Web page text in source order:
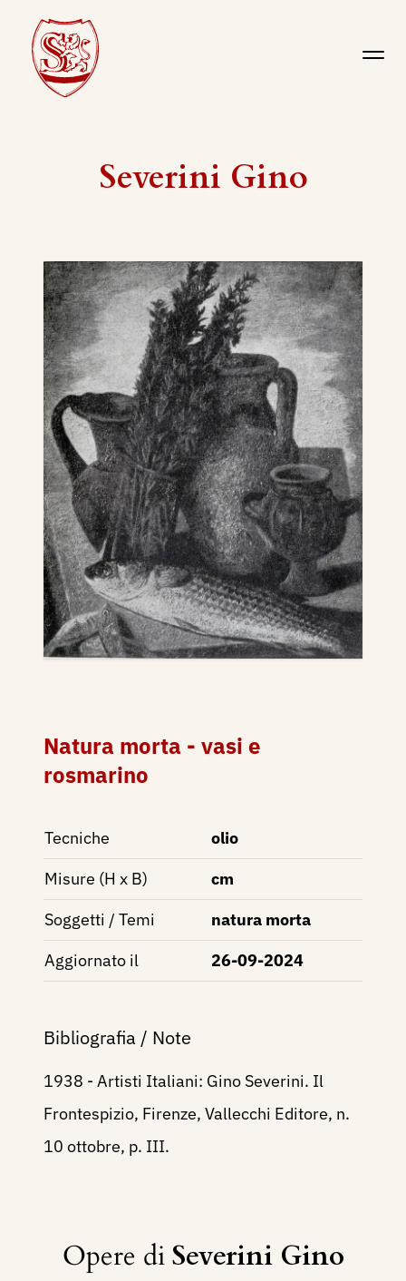
Severini Gino
Natura morta - vasi e
rosmarino
Tecniche
olio
Misure (H x B)
cm
Soggetti / Temi
natura morta
Aggiornato il
26-09-2024
Bibliografia / Note
1938 - Artisti Italiani: Gino Severini. Il
Frontespizio, Firenze, Vallecchi Editore, n.
10 ottobre, p. III.
Opere diSeverini Gino